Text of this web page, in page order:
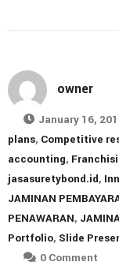
owner
January 16,
plans, Competitive
accounting,
jasasuretybond.id,
JAMINAN
PENAWARAN,
Portfolio, Slide
0 Comment